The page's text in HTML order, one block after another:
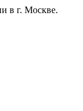
в г. Москве.